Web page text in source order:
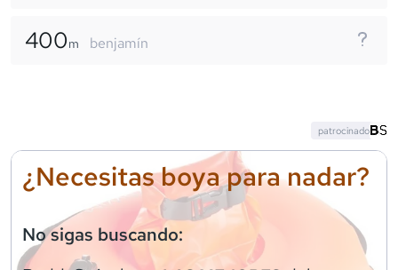
400m benjamín
¿Necesitas boya para nadar?
No sigas buscando:
patrocinado